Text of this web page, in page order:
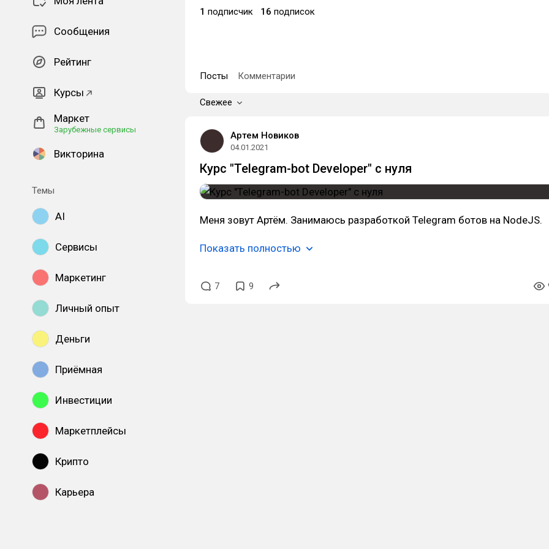
Сообщения
Рейтинг
Курсы
Маркет
Зарубежные сервисы
Викторина
Темы
AI
Сервисы
Маркетинг
Личный опыт
Деньги
Приёмная
Инвестиции
Маркетплейсы
Крипто
Карьера
1 подписчик 16 подписок
Посты Комментарии
Свежее
Артем Новиков
04.01.2021
Курс "Telegram-bot Developer" с нуля
Меня зовут Артём. Занимаюсь разработкой Telegram ботов на NodeJS.
Показать полностью
7 9